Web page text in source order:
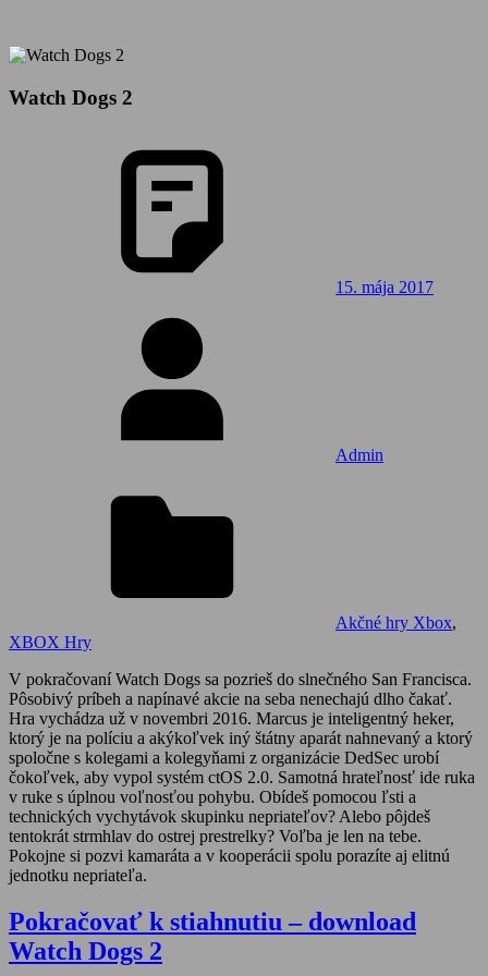
Watch Dogs 2
15. mája 2017
Admin
Akčné hry Xbox,
XBOX Hry
V pokračovaní Watch Dogs sa pozrieš do slnečného San Francisca.
Pôsobivý príbeh a napínavé akcie na seba nenechajú dlho čakať.
Hra vychádza už v novembri 2016. Marcus je inteligentný heker,
ktorý je na políciu a akýkoľvek iný štátny aparát nahnevaný a ktorý
spoločne s kolegami a kolegyňami z organizácie DedSec urobí
čokoľvek, aby vypol systém ctOS 2.0. Samotná hrateľnosť ide ruka
v ruke s úplnou voľnosťou pohybu. Obídeš pomocou ľsti a
technických vychytávok skupinku nepriateľov? Alebo pôjdeš
tentokrát strmhlav do ostrej prestrelky? Voľba je len na tebe.
Pokojne si pozvi kamaráta a v kooperácii spolu porazíte aj elitnú
jednotku nepriateľa.
Pokračovať k stiahnutiu – download
Watch Dogs 2